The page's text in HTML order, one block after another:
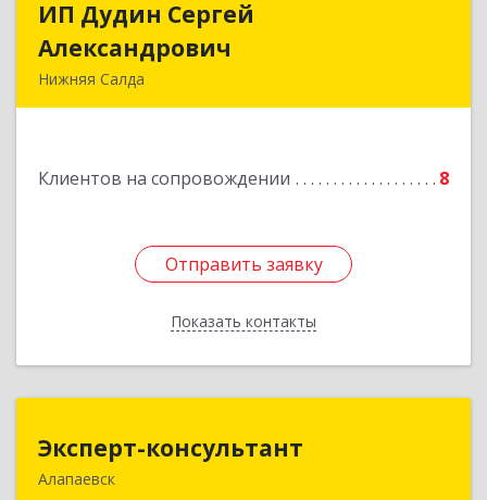
ИП Дудин Сергей
Александрович
Нижняя Салда
Клиентов на сопровождении 8
Отправить заявку
Показать контакты
ИП Дудин Сергей
Подробнее
Отправить заявку
Назад
Эксперт-консультант
Алапаевск624600, Свердловская обл, Алапаевск г,